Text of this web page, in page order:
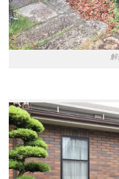
解